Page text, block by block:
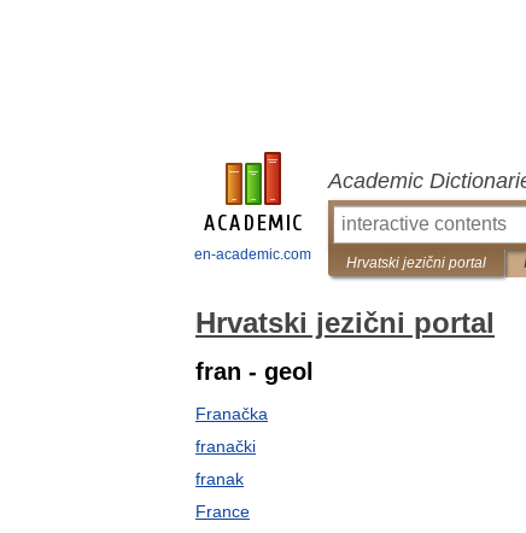
en-academic.com
Academic
Hrvatski jezični portal
Hrvatski jezični portal
fran - geol
Franačka
franački
franak
France